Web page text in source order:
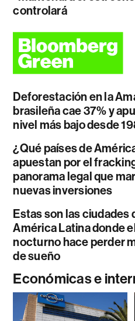
controlará
Deforestación en la
brasileña cae 37% y
nivel más bajo desde
¿Qué países de
apuestan por el
panorama legal que
nuevas inversiones
Estas son las ciudades
América Latina donde
nocturno hace perder
de sueño
Económicas e